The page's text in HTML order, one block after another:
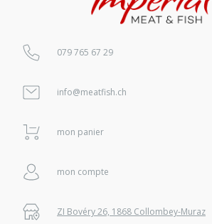
079 765 67 29
info@meatfish.ch
mon panier
mon compte
ZI Bovéry 26, 1868 Collombey-Muraz